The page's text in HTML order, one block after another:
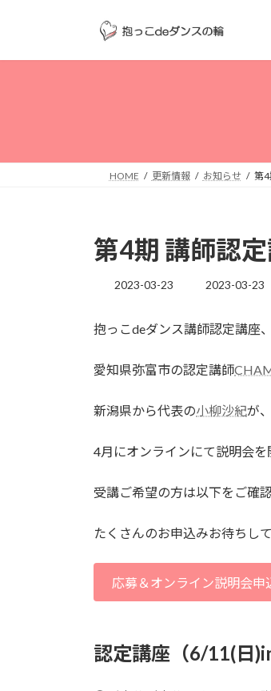
ッ
移
HOME 更新情報 お知らせ 第4
第4期 講師認
2023-03-23
最
新
時
:
2023-03-23
抱っこdeダンス講師認定講座
愛知県弥富市の認定講師
新潟県から代表の小柳沙紀が
4月にオンラインにて説明会を
受講ご希望の方は以下をご確
たくさんのお申込みお待ちし
応募＆オンライン説明会申
認定講座（6/11(日